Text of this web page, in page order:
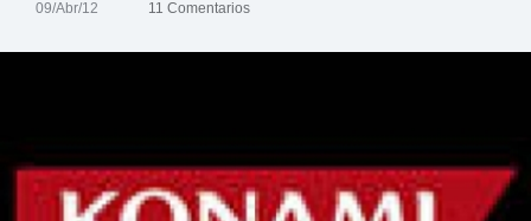
09/Abr/12 11 Comentarios